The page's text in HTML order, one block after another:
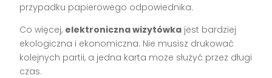
przypadku papierowego odpowiednika.
Co więcej, elektroniczna wizytówka jest bardziej
ekologiczna i ekonomiczna. Nie musisz drukować
kolejnych partii, a jedna karta może służyć przez długi
czas.